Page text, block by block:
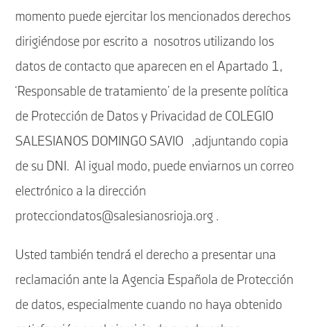
momento puede ejercitar los mencionados derechos
dirigiéndose por escrito a nosotros utilizando los
datos de contacto que aparecen en el Apartado 1,
‘Responsable de tratamiento’ de la presente política
de Protección de Datos y Privacidad de COLEGIO
SALESIANOS DOMINGO SAVIO ,adjuntando copia
de su DNI. Al igual modo, puede enviarnos un correo
electrónico a la dirección
protecciondatos@salesianosrioja.org .
Usted también tendrá el derecho a presentar una
reclamación ante la Agencia Española de Protección
de datos, especialmente cuando no haya obtenido